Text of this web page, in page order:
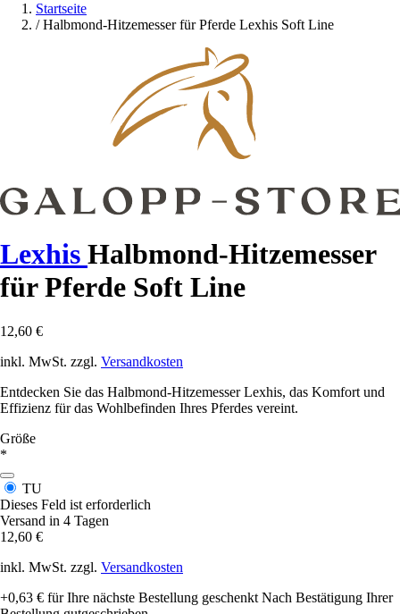
Startseite
/ Halbmond-Hitzemesser für Pferde Lexhis Soft Line
Lexhis Halbmond-Hitzemesser
für Pferde Soft Line
12,60 €
inkl. MwSt. zzgl. Versandkosten
Entdecken Sie das Halbmond-Hitzemesser Lexhis, das Komfort und
Effizienz für das Wohlbefinden Ihres Pferdes vereint.
Größe
*
TU
Dieses Feld ist erforderlich
Versand in 4 Tagen
12,60 €
inkl. MwSt. zzgl. Versandkosten
+0,63 € für Ihre nächste Bestellung geschenkt Nach Bestätigung Ihrer